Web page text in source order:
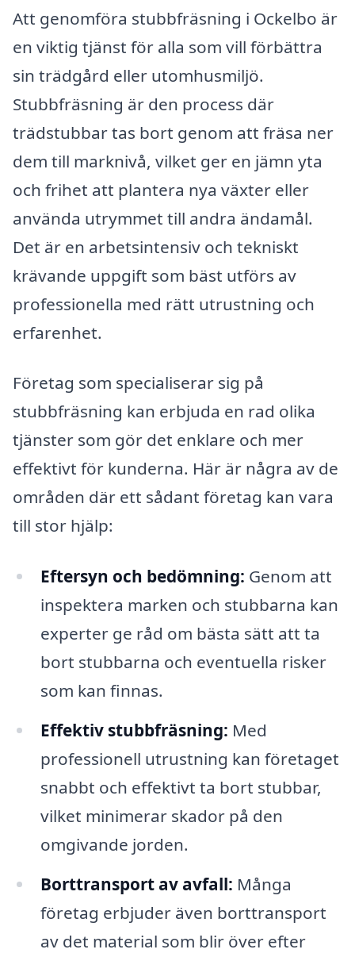
Att genomföra stubbfräsning i Ockelbo är
en viktig tjänst för alla som vill förbättra
sin trädgård eller utomhusmiljö.
Stubbfräsning är den process där
trädstubbar tas bort genom att fräsa ner
dem till marknivå, vilket ger en jämn yta
och frihet att plantera nya växter eller
använda utrymmet till andra ändamål.
Det är en arbetsintensiv och tekniskt
krävande uppgift som bäst utförs av
professionella med rätt utrustning och
erfarenhet.
Företag som specialiserar sig på
stubbfräsning kan erbjuda en rad olika
tjänster som gör det enklare och mer
effektivt för kunderna. Här är några av de
områden där ett sådant företag kan vara
till stor hjälp:
Eftersyn och bedömning: Genom att
inspektera marken och stubbarna kan
experter ge råd om bästa sätt att ta
bort stubbarna och eventuella risker
som kan finnas.
Effektiv stubbfräsning: Med
professionell utrustning kan företaget
snabbt och effektivt ta bort stubbar,
vilket minimerar skador på den
omgivande jorden.
Borttransport av avfall: Många
företag erbjuder även borttransport
av det material som blir över efter